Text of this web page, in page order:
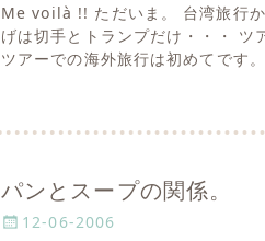
s
t
e
n
Me voilà !! ただいま。 台湾旅行
げは切手とトランプだけ・・・ ツ
ツアーでの海外旅行は初めてです
パンとスープの関係。
P 12-06-2006